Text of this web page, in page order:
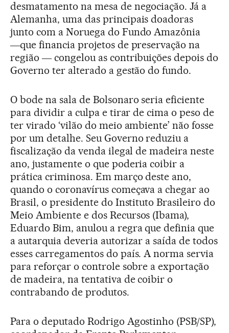
desmatamento na mesa de negociação. Já a
Alemanha, uma das principais doadoras
junto com a Noruega do Fundo Amazônia
―que financia projetos de preservação na
região ― congelou as contribuições depois do
Governo ter alterado a gestão do fundo.
O bode na sala de Bolsonaro seria eficiente
para dividir a culpa e tirar de cima o peso de
ter virado ‘vilão do meio ambiente’ não fosse
por um detalhe. Seu Governo reduziu a
fiscalização da venda ilegal de madeira neste
ano, justamente o que poderia coibir a
prática criminosa. Em março deste ano,
quando o coronavírus começava a chegar ao
Brasil, o presidente do Instituto Brasileiro do
Meio Ambiente e dos Recursos (Ibama),
Eduardo Bim, anulou a regra que definia que
a autarquia deveria autorizar a saída de todos
esses carregamentos do país. A norma servia
para reforçar o controle sobre a exportação
de madeira, na tentativa de coibir o
contrabando de produtos.
Para o deputado Rodrigo Agostinho (PSB/SP),